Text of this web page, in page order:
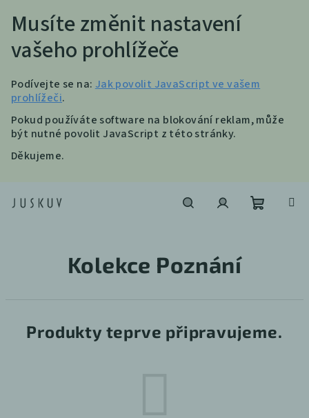
Musíte změnit nastavení
vašeho prohlížeče
Podívejte se na: Jak povolit JavaScript ve vašem
prohlížeči.
Pokud používáte software na blokování reklam, může
být nutné povolit JavaScript z této stránky.
Děkujeme.
Kolekce Poznání
Produkty teprve připravujeme.